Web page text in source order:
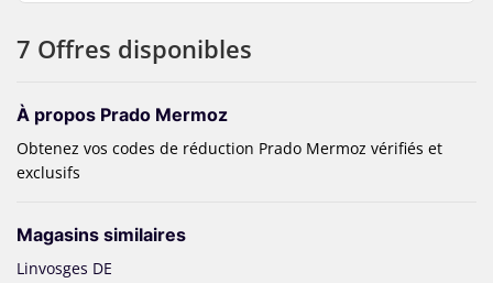
7 Offres disponibles
À propos Prado Mermoz
Obtenez vos codes de réduction Prado Mermoz vérifiés et
exclusifs
Magasins similaires
Linvosges DE